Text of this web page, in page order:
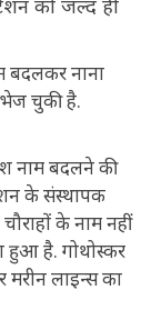
बदलकर नाना
भेज चुकी है.
नाम बदलने की
के संस्थापक
के नाम नहीं
हुआ है. गोथोस्कर
लाइन्स का